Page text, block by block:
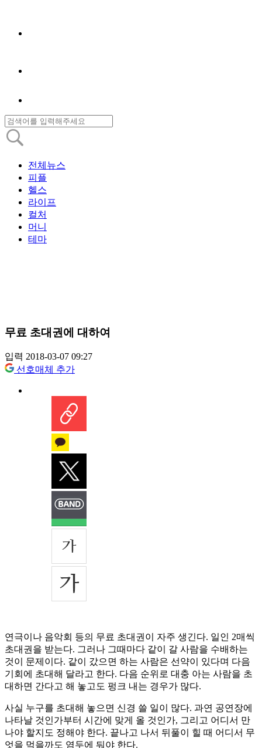
전체뉴스
피플
헬스
라이프
컬처
머니
테마
무료 초대권에 대하여
입력 2018-03-07 09:27
선호매체 추가
연극이나 음악회 등의 무료 초대권이 자주 생긴다. 일인 2매씩
초대권을 받는다. 그러나 그때마다 같이 갈 사람을 수배하는
것이 문제이다. 같이 갔으면 하는 사람은 선약이 있다며 다음
기회에 초대해 달라고 한다. 다음 순위로 대충 아는 사람을 초
대하면 간다고 해 놓고도 펑크 내는 경우가 많다.
사실 누구를 초대해 놓으면 신경 쓸 일이 많다. 과연 공연장에
나타날 것인가부터 시간에 맞게 올 것인가, 그리고 어디서 만
나야 할지도 정해야 한다. 끝나고 나서 뒤풀이 힐 때 어디서 무
엇을 먹을까도 염두에 둬야 한다.